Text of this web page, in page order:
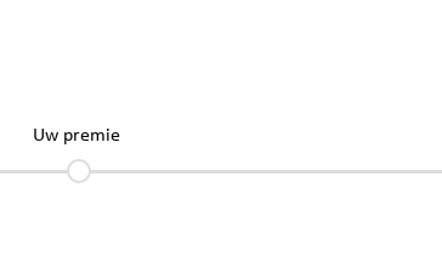
Uw premie